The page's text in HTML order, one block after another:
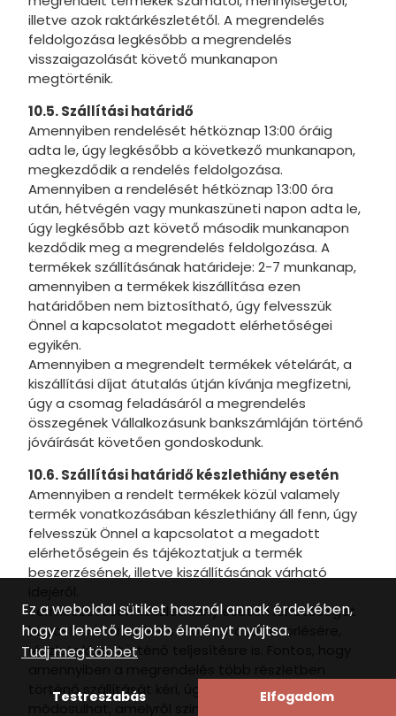
illetve azok raktárkészletétől. A megrendelés
feldolgozása legkésőbb a megrendelés
visszaigazolását követő munkanapon
megtörténik.
10.5. Szállítási határidő
Amennyiben rendelését hétköznap 13:00 óráig
adta le, úgy legkésőbb a következő munkanapon,
megkezdődik a rendelés feldolgozása.
Amennyiben a rendelését hétköznap 13:00 óra
után, hétvégén vagy munkaszüneti napon adta le,
úgy legkésőbb azt követő második munkanapon
kezdődik meg a megrendelés feldolgozása. A
termékek szállításának határideje: 2-7 munkanap,
amennyiben a termékek kiszállítása ezen
határidőben nem biztosítható, úgy felvesszük
Önnel a kapcsolatot megadott elérhetőségei
egyikén.
Amennyiben a megrendelt termékek vételárát, a
kiszállítási díjat átutalás útján kívánja megfizetni,
úgy a csomag feladásáról a megrendelés
összegének Vállalkozásunk bankszámláján történő
jóváírását követően gondoskodunk.
10.6. Szállítási határidő készlethiány esetén
Amennyiben a rendelt termékek közül valamely
termék vonatkozásában készlethiány áll fenn, úgy
felvesszük Önnel a kapcsolatot a megadott
elérhetőségein és tájékoztatjuk a termék
beszerzésének, illetve kiszállításának várható
Természetesen készlethiány esetén lehetőséget
biztosítunk a rendelés módosítására, törlésére,
részletekben történő teljesítésre is. Fontos, hogy
történő szállítását kéri, úgy a kiszállítás díja
módosulhat, amelyről szintén írásban tájékoztatni
Ez a weboldal sütiket használ annak érdekében,
hogy a lehető legjobb élményt nyújtsa.
Tudj meg többet
Testreszabás Elfogadom